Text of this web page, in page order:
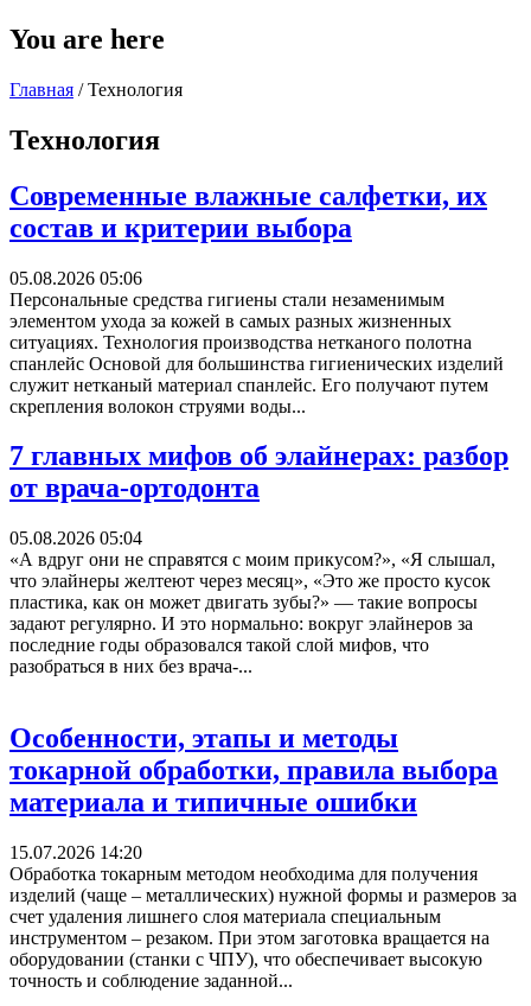
You are here
Главная / Технология
Технология
Современные влажные салфетки, их
состав и критерии выбора
05.08.2026 05:06
Персональные средства гигиены стали незаменимым
элементом ухода за кожей в самых разных жизненных
ситуациях. Технология производства нетканого полотна
спанлейс Основой для большинства гигиенических изделий
служит нетканый материал спанлейс. Его получают путем
скрепления волокон струями воды...
7 главных мифов об элайнерах: разбор
от врача-ортодонта
05.08.2026 05:04
«А вдруг они не справятся с моим прикусом?», «Я слышал,
что элайнеры желтеют через месяц», «Это же просто кусок
пластика, как он может двигать зубы?» — такие вопросы
задают регулярно. И это нормально: вокруг элайнеров за
последние годы образовался такой слой мифов, что
разобраться в них без врача-...
Особенности, этапы и методы
токарной обработки, правила выбора
материала и типичные ошибки
15.07.2026 14:20
Обработка токарным методом необходима для получения
изделий (чаще – металлических) нужной формы и размеров за
счет удаления лишнего слоя материала специальным
инструментом – резаком. При этом заготовка вращается на
оборудовании (станки с ЧПУ), что обеспечивает высокую
точность и соблюдение заданной...